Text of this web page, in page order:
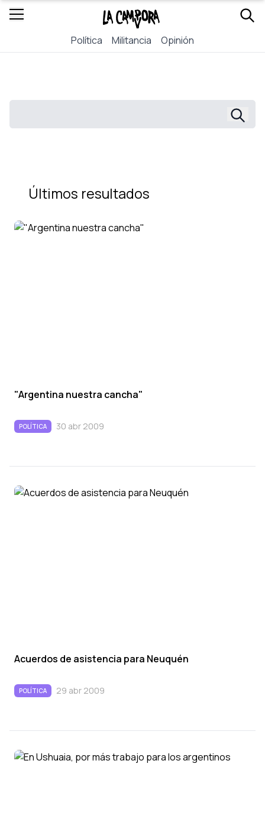
Política Militancia Opinión
Últimos resultados
"Argentina nuestra cancha"
POLÍTICA 30 abr 2009
Acuerdos de asistencia para Neuquén
POLÍTICA 29 abr 2009